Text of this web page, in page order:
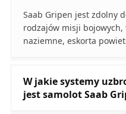
Saab Gripen jest zdolny
rodzajów misji
naziemne, eskorta
W jakie systemy
jest samolot Saab